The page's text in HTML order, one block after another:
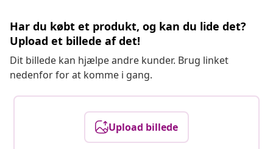
Har du købt et produkt, og kan du lide det?
Upload et billede af det!
Dit billede kan hjælpe andre kunder. Brug linket
nedenfor for at komme i gang.
Upload billede